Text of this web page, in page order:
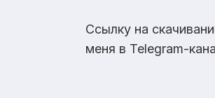
Ссылку на
меня в Telegram-